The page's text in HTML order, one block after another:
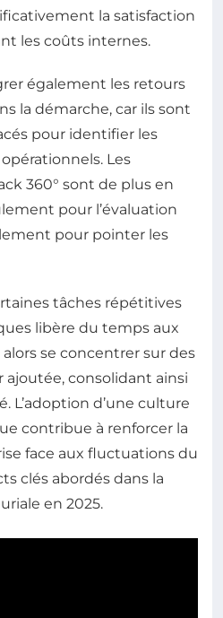
la satisfaction
les coûts internes.
également les retours
la démarche, car ils sont
pour identifier les
Les
360° sont de plus en
pour l’évaluation
pour pointer les
tâches répétitives
libère du temps aux
se concentrer sur des
ajoutée, consolidant ainsi
L’adoption d’une culture
contribue à renforcer la
face aux fluctuations du
clés abordés dans la
en 2025.